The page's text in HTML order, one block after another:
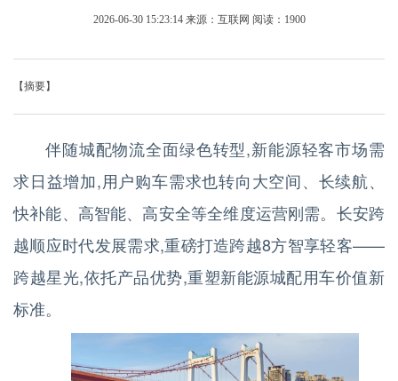
2026-06-30 15:23:14 来源：互联网 阅读：1900
【摘要】
伴随城配物流全面绿色转型,新能源轻客市场需
求日益增加,用户购车需求也转向大空间、长续航、
快补能、高智能、高安全等全维度运营刚需。长安跨
越顺应时代发展需求,重磅打造跨越8方智享轻客——
跨越星光,依托产品优势,重塑新能源城配用车价值新
标准。